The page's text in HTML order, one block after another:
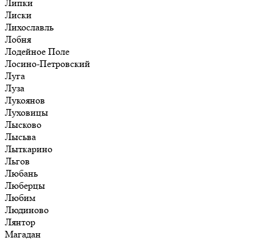
Липки
Лиски
Лихославль
Лобня
Лодейное Поле
Лосино-Петровский
Луга
Луза
Лукоянов
Луховицы
Лысково
Лысьва
Лыткарино
Льгов
Любань
Люберцы
Любим
Людиново
Лянтор
Магадан